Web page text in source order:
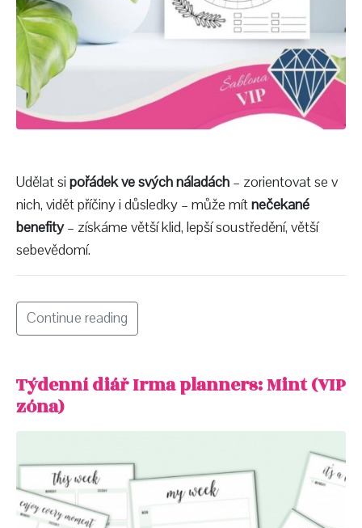
Udělat si pořádek ve svých náladách – zorientovat se v
nich, vidět příčiny i důsledky – může mítnečekané
benefity– získáme větší klid, lepší soustředění, větší
sebevědomí.
Continue reading
Týdenní diář Irma planners: Mint (VIP
zóna)